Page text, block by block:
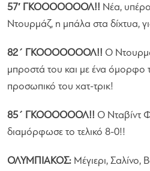
57′ ΓΚΟΟΟΟΟΟΟΛ!! Νέα,
Ντουρμάζ, η μπάλα στα δίχτυα,
82΄ ΓΚΟΟΟΟΟΟΟΛ!! Ο
μπροστά του και με ένα όμορφο
προσωπικό του χατ-τρικ!
85΄ ΓΚΟΟΟΟΟΟΛ!! Ο Νταβίντ
διαμόρφωσε το τελικό 8-0!!
ΟΛΥΜΠΙΑΚΟΣ: Μέγιερι, Σαλίνο,